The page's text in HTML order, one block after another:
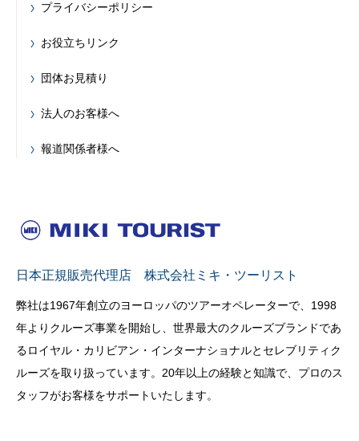
プライバシーポリシー
お役立ちリンク
団体お見積り
法人のお客様へ
報道関係者様へ
日本正規販売代理店 株式会社ミキ・ツーリスト
弊社は1967年創立のヨーロッパのツアーオペレーターで、1998
年よりクルーズ事業を開始し、世界最大のクルーズブランドであ
るロイヤル・カリビアン・インターナショナルとセレブリティク
ルーズを取り扱っています。20年以上の経験と知識で、プロのス
タッフがお客様をサポートいたします。